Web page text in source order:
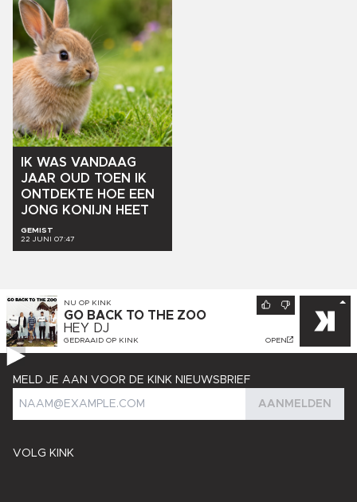
IK WAS VANDAAG
JAAR OUD TOEN
IK
ONTDEKTE HOE EEN
JONG KONIJN HEET
GEMIST
22 JUNI 07:47
NU OP KINK
GO BACK TO THE ZOO
HEY DJ
GEDRAAID OP KINK OPEN
VOLG KINK
MELD JE AAN VOOR DE KINK NIEUWSBRIEF
AANMELDEN